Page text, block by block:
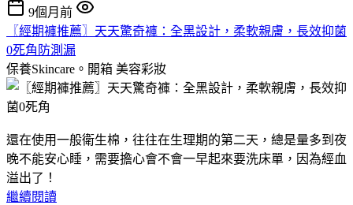
9個月前
〖經期褲推薦〗天天驚奇褲：全黑設計，柔軟親膚，長效抑菌
0死角防測漏
保養Skincare。開箱 美容彩妝
還在使用一般衛生棉，往往在生理期的第二天，總是量多到夜
晚不能安心睡，需要擔心會不會一早起來要洗床單，因為經血
溢出了！
繼續閱讀